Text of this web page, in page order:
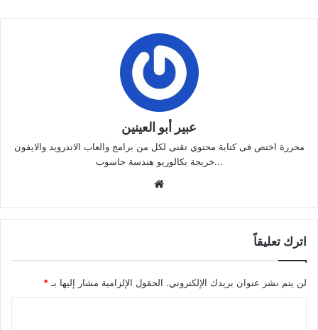
عبير أبو العينين
محررة اختص فى كتابة محتوي تقنى لكل من برامج والعاب الاندرويد والايفون
...خريجة بكالوريو هندسة حاسوب
اترك تعليقاً
لن يتم نشر عنوان بريدك الإلكتروني. الحقول الإلزامية مشار إليها بـ *